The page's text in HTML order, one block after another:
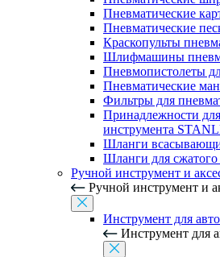
Пневматические
Пневматические
Краскопульты
Шлифмашины
Пневмопистолеты
Пневматические
Фильтры для
Принадлежности
инструмента
Шланги
Шланги для сжатого
Ручной инструмент и
Ручной инструмент и
Инструмент для
Инструмент для